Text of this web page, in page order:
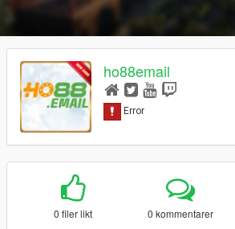
ho88email
0 filer likt 0 kommentarer